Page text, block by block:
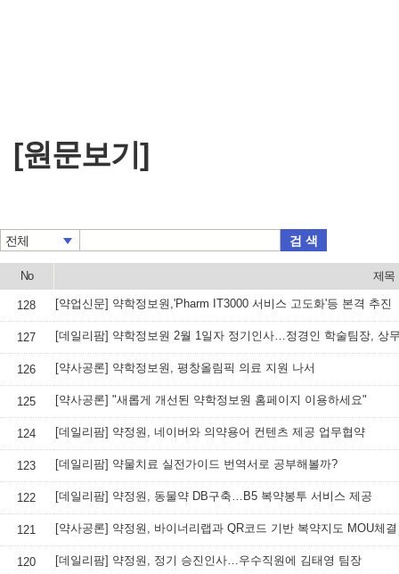
[원문보기]
전체 검 색
No 제목
128 [약업신문] 약학정보원,'Pharm IT3000 서비스 고도화'등 본격 추진
127 [데일리팜] 약학정보원 2월 1일자 정기인사…정경인 학술팀장, 상
126 [약사공론] 약학정보원, 평창올림픽 의료 지원 나서
125 [약사공론] "새롭게 개선된 약학정보원 홈페이지 이용하세요"
124 [데일리팜] 약정원, 네이버와 의약용어 컨텐츠 제공 업무협약
123 [데일리팜] 약물치료 실전가이드 번역서로 공부해볼까?
122 [데일리팜] 약정원, 동물약 DB구축…B5 복약봉투 서비스 제공
121 [약사공론] 약정원, 바이너리랩과 QR코드 기반 복약지도 MOU체결
120 [데일리팜] 약정원, 정기 승진인사…우수직원에 김태영 팀장